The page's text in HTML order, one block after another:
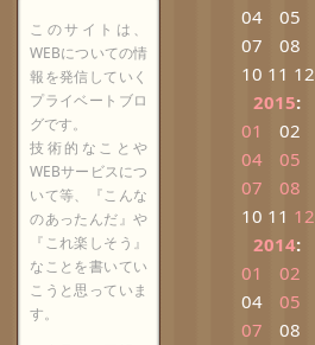
このサイトは、
WEBについての情
報を発信していく
プライベートブロ
グです。
技術的なことや
WEBサービスにつ
いて等、『こんな
のあったんだ』や
『これ楽しそう』
なことを書いてい
こうと思っていま
す。
04
05
07
08
10 11 12
2015:
01
02
04
05
07
08
10 11 12
2014:
01
02
04
05
07
08